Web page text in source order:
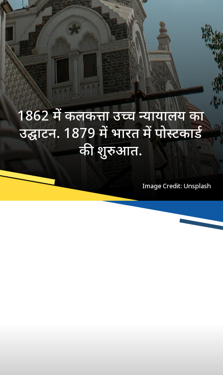
1862 में कलकत्ता उच्च न्यायालय का
उद्घाटन. 1879 में भारत में पोस्टकार्ड
की शुरुआत.
Image Credit: Unsplash